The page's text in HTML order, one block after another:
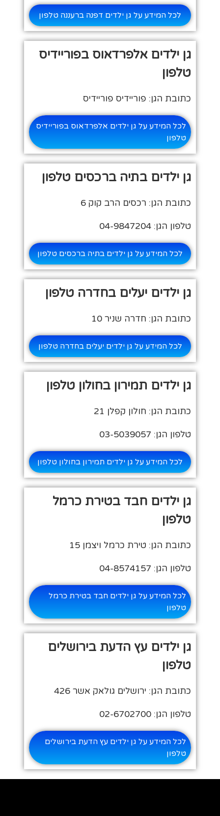
לכל המידע על גן ילדים דפנה ברעננה טלפון
גן ילדים אלפרדאוס בפוריידיס
טלפון
כתובת הגן: פוריידיס פוריידיס
לכל המידע על גן ילדים אלפרדאוס בפוריידיס
טלפון
גן ילדים בתיה ברכסים טלפון
כתובת הגן: רכסים הרב קוק 6
טלפון הגן: 04-9847204
לכל המידע על גן ילדים בתיה ברכסים טלפון
גן ילדים יעלים בחדרה טלפון
כתובת הגן: חדרה שניר 10
לכל המידע על גן ילדים יעלים בחדרה טלפון
גן ילדים תמירון בחולון טלפון
כתובת הגן: חולון קפלן 21
טלפון הגן: 03-5039057
לכל המידע על גן ילדים תמירון בחולון טלפון
גן ילדים חבד בטירת כרמל
טלפון
כתובת הגן: טירת כרמל ויצמן 15
טלפון הגן: 04-8574157
לכל המידע על גן ילדים חבד בטירת כרמל
טלפון
גן ילדים עץ הדעת בירושלים
טלפון
כתובת הגן: ירושלים גולאק אשר 426
טלפון הגן: 02-6702700
לכל המידע על גן ילדים עץ הדעת בירושלים
טלפון